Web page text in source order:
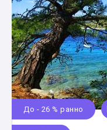
До - 26 % ранно